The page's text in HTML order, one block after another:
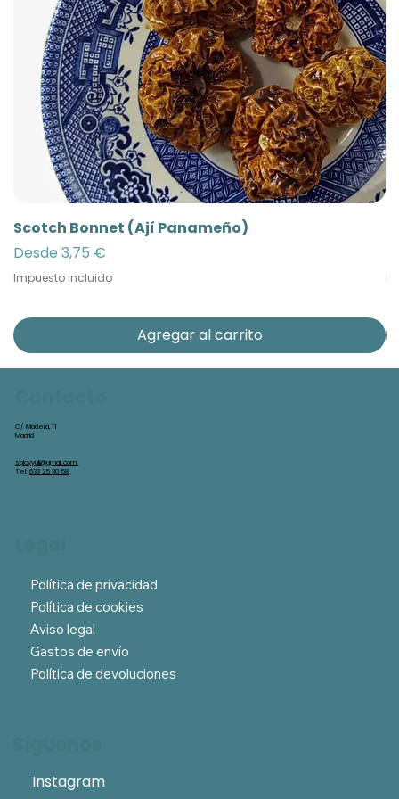
Scotch Bonnet (Ají Panameño)
Desde 3,75 €
Precio de oferta
Impuesto incluido
Agregar al carrito
Instagram
Política de privacidad
Política de cookies
Aviso legal
Gastos de envío
Política de devoluciones
C/ Madera, 11
Madrid
spicyyuli@gmail.com
Tel:633 25 30 58